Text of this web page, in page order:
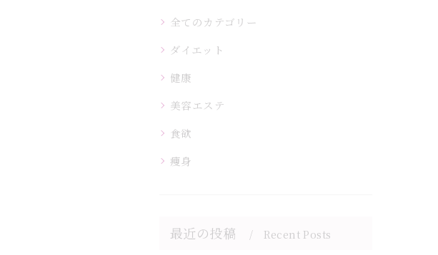
全てのカテゴリー
ダイエット
健康
美容エステ
食欲
痩身
最近の投稿 Recent Posts